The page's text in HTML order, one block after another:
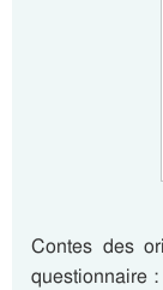
Contes des
questionnaire